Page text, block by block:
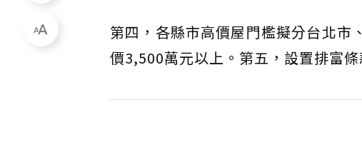
第四，各縣市高價屋門檻擬分台北市
價3,500萬元以上。第五，設置排富